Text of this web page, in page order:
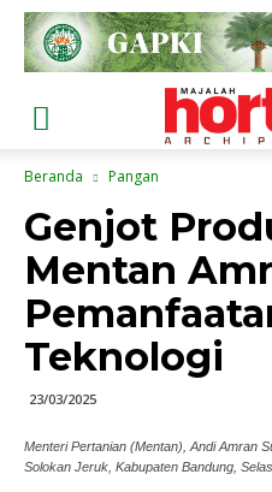
Beranda Pangan
Genjot
Mentan
Teknologi
23/03/2025
Menteri Pertanian (Mentan), Andi Amran
Solokan Jeruk, Kabupaten Bandung,